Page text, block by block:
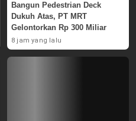
Bangun Pedestrian Deck
Dukuh Atas, PT MRT
Gelontorkan Rp 300 Miliar
8 jam yang lalu